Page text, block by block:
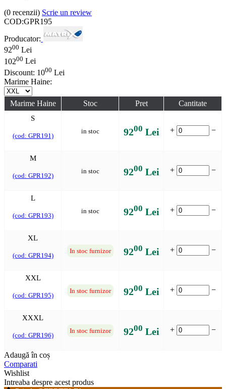
(0 recenzii) Scrie un review
COD:GPR195
Producator:
9200 Lei
10200 Lei
Discount: 1000 Lei
Marime Haine:
Marime Haine Stoc Pret Cantitate
S
(cod: GPR191)
in stoc 9200 Lei + −
M
(cod: GPR192)
in stoc 9200 Lei + −
L
(cod: GPR193)
in stoc 9200 Lei + −
XL
(cod: GPR194)
In stoc furnizor 9200 Lei + −
XXL
(cod: GPR195)
In stoc furnizor 9200 Lei + −
XXXL
(cod: GPR196)
In stoc furnizor 9200 Lei + −
Adaugă în coș
Comparati
Wishlist
Intreaba despre acest produs